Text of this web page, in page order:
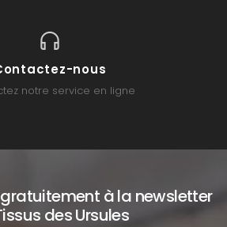
nous
notre service en ligne
à la newsletter
des Ursules